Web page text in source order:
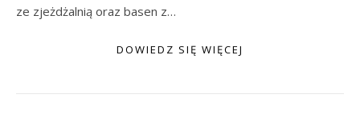
ze zjeżdżalnią oraz basen z…
DOWIEDZ SIĘ WIĘCEJ